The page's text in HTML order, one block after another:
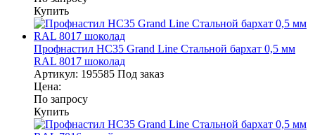
Купить
Профнастил НС35 Grand Line Стальной бархат 0,5 мм
RAL 8017 шоколад
Артикул: 195585 Под заказ
Цена:
По запросу
Купить